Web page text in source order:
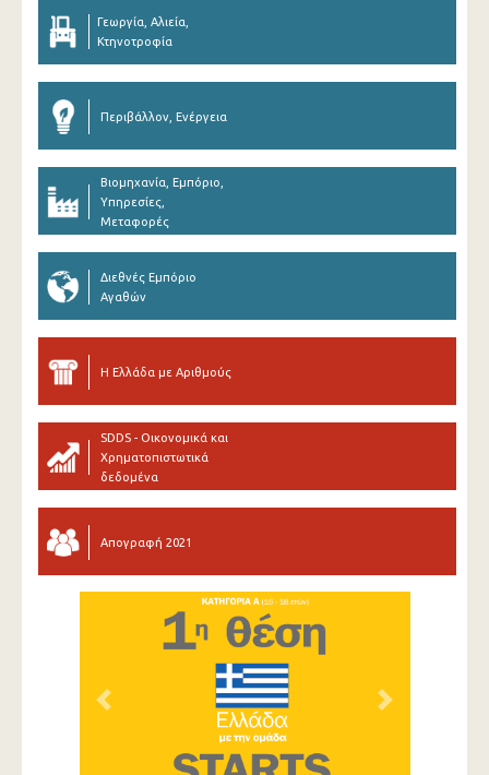
Γεωργία, Αλιεία,
Κτηνοτροφία
Περιβάλλον, Ενέργεια
Βιομηχανία, Εμπόριο,
Υπηρεσίες,
Μεταφορές
Διεθνές Εμπόριο
Αγαθών
Η Ελλάδα με Αριθμούς
SDDS - Οικονομικά και
Χρηματοπιστωτικά
δεδομένα
Απογραφή 2021
Previous Next